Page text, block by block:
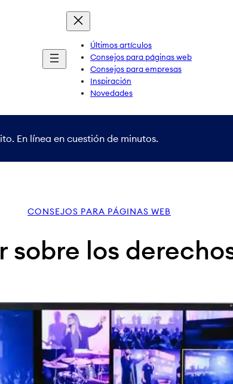
Últimos artículos
Consejos para páginas web
Consejos para empresas
Inspiración
Novedades
En línea en cuestión de minutos.
CONSEJOS PARA PÁGINAS WEB
sobre los